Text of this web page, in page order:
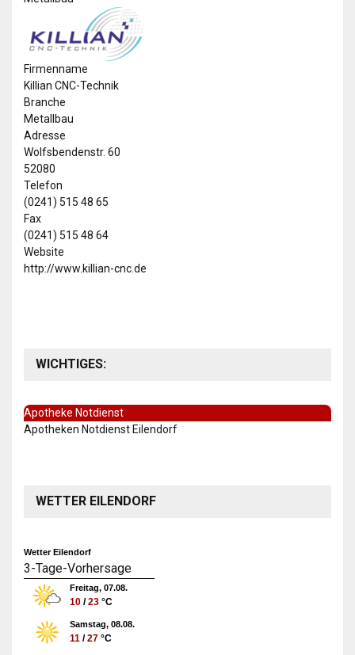
Firmenname
Killian CNC-Technik
Branche
Metallbau
Adresse
Wolfsbendenstr. 60
52080
Telefon
(0241) 515 48 65
Fax
(0241) 515 48 64
Website
http://www.killian-cnc.de
WICHTIGES:
Apotheke Notdienst
Apotheken Notdienst Eilendorf
WETTER EILENDORF
Wetter Eilendorf
3-Tage-Vorhersage
Freitag, 07.08.
10 /23 °C
Samstag, 08.08.
11 /27 °C